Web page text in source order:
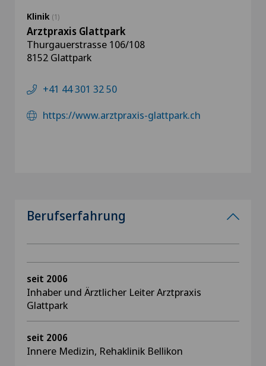
Klinik (1)
Arztpraxis Glattpark
Thurgauerstrasse 106/108
8152 Glattpark
+41 44 301 32 50
https://www.arztpraxis-glattpark.ch
Berufserfahrung
seit 2006
Inhaber und Ärztlicher Leiter Arztpraxis
Glattpark
seit 2006
Innere Medizin, Rehaklinik Bellikon